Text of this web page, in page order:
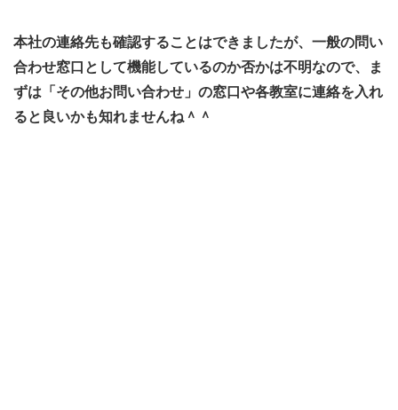
本社の連絡先も確認することはできましたが、一般の問い
合わせ窓口として機能しているのか否かは不明なので、ま
ずは「その他お問い合わせ」の窓口や各教室に連絡を入れ
ると良いかも知れませんね＾＾